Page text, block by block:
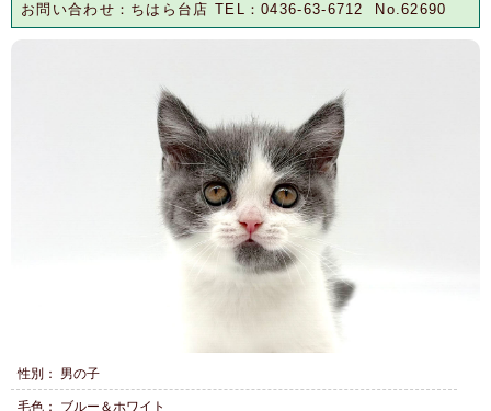
お問い合わせ：ちはら台店 TEL：0436-63-6712 No.62690
性別： 男の子
毛色： ブルー＆ホワイト